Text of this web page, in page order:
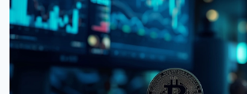
Сенат США отложил голосование
до сентября
7 августа 2026 г.4 мин чтения